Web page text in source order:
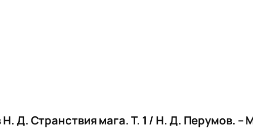
Д. Странствия мага. Т. 1 / Н. Д. Перумов. –